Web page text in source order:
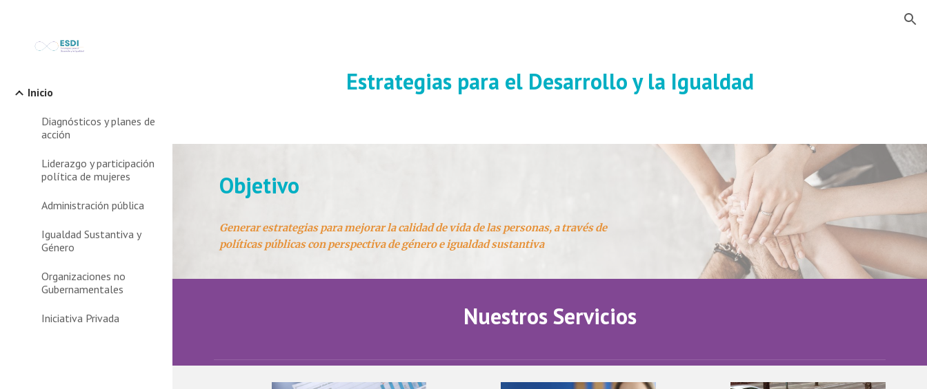
Inicio
Diagnósticos y planes de
acción
Liderazgo y participación
política de mujeres
Administración pública
Igualdad Sustantiva y
Género
Organizaciones no
Gubernamentales
Iniciativa Privada
Estrategias para el Desarrollo y la Igualdad
Objetivo
Generar estrategias para mejorar la calidad de vida de las personas, a través de
políticas públicas con perspectiva de género e igualdad sustantiva
Nuestros Servicios